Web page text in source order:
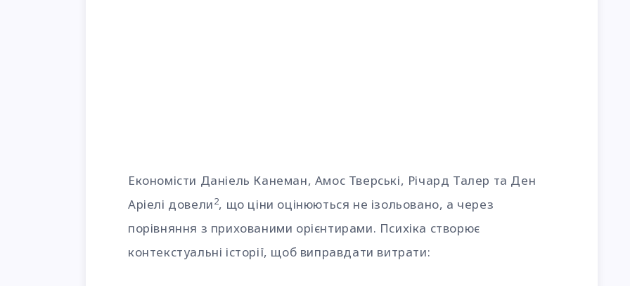
Економісти Даніель Канеман, Амос Тверські, Річард Талер та Ден
Аріелі довели2, що ціни оцінюються не ізольовано, а через
порівняння з прихованими орієнтирами. Психіка створює
контекстуальні історії, щоб виправдати витрати: